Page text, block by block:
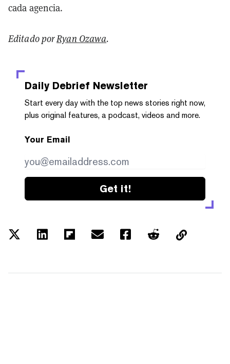
cada agencia.
Editado porRyan Ozawa.
Daily Debrief Newsletter
Start every day with the top news stories right now,
plus original features, a podcast, videos and more.
Your Email
Get it!